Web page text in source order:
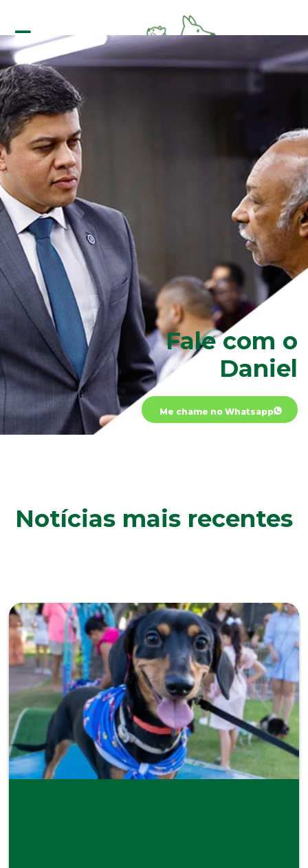
Fale com o
Daniel
Me chame no Whatsapp
Notícias mais recentes